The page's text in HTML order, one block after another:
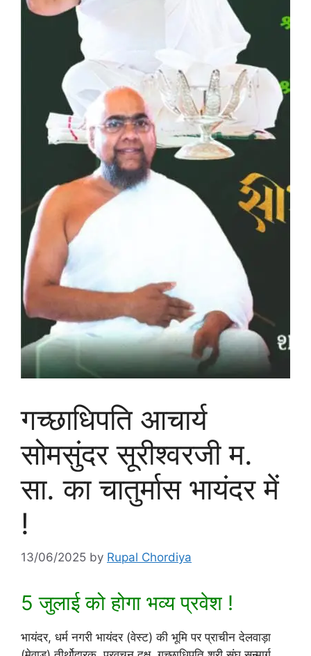
गच्छाधिपति आचार्य
सोमसुंदर सूरीश्वरजी म.
सा. का चातुर्मास भायंदर में
!
13/06/2025 by Rupal Chordiya
5 जुलाई को होगा भव्य प्रवेश !
भायंदर, धर्म नगरी भायंदर (वेस्ट) की भूमि पर प्राचीन देलवाड़ा